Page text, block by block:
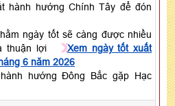
hành hướng Chính Tây để đón
ngày tốt sẽ càng được nhiều
thuận lợi
Xem ngày tốt xuất
6 năm 2026
hướng Đông Bắc gặp Hạc